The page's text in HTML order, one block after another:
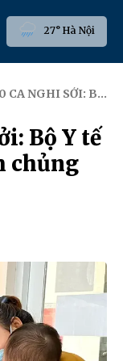
27° Hà Nội
YÊU CẦU TĂNG TỐC TIÊM CHỦNG ĐỢT 3
Bộ Y tế
chủng